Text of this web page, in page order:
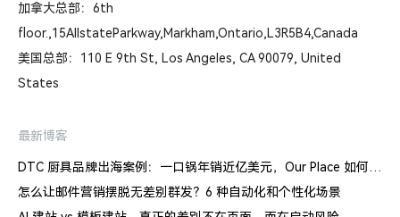
加拿大总部：6th
floor.,15AllstateParkway,Markham,Ontario,L3R5B4,Canada
美国总部：110 E 9th St, Los Angeles, CA 90079, United
States
最新博客
DTC 厨具品牌出海案例：一口锅年销近亿美元，Our Place 如何建立信任体系
怎么让邮件营销摆脱无差别群发？6 种自动化和个性化场景